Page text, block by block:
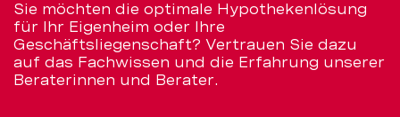
Sie möchten die optimale Hypothekenlösung
für Ihr Eigenheim oder Ihre
Geschäftsliegenschaft? Vertrauen Sie dazu
auf das Fachwissen und die Erfahrung unserer
Beraterinnen und Berater.